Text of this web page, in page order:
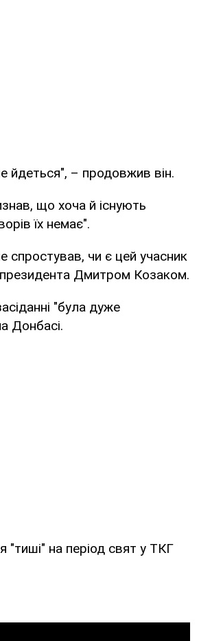
йдеться", – продовжив він.
що хоча й існують
їх немає".
спростував, чи є цей учасник
президента Дмитром Козаком.
"була дуже
Донбасі.
на період свят у ТКГ